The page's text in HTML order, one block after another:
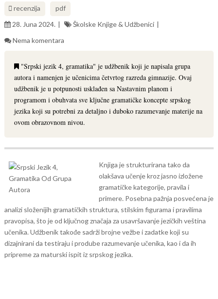
recenzija
pdf
28. Juna 2024.
Školske Knjige & Udžbenici
Nema komentara
"Srpski jezik 4, gramatika" je udžbenik koji je napisala grupa
autora i namenjen je učenicima četvrtog razreda gimnazije. Ovaj
udžbenik je u potpunosti usklađen sa Nastavnim planom i
programom i obuhvata sve ključne gramatičke koncepte srpskog
jezika koji su potrebni za detaljno i duboko razumevanje materije na
ovom obrazovnom nivou.
Knjiga je strukturirana tako da
olakšava učenje kroz jasno izložene
gramatičke kategorije, pravila i
primere. Posebna pažnja posvećena je
analizi složenijih gramatičkih struktura, stilskim figurama i pravilima
pravopisa, što je od ključnog značaja za usavršavanje jezičkih veština
učenika. Udžbenik takođe sadrži brojne vežbe i zadatke koji su
dizajnirani da testiraju i prodube razumevanje učenika, kao i da ih
pripreme za maturski ispit iz srpskog jezika.